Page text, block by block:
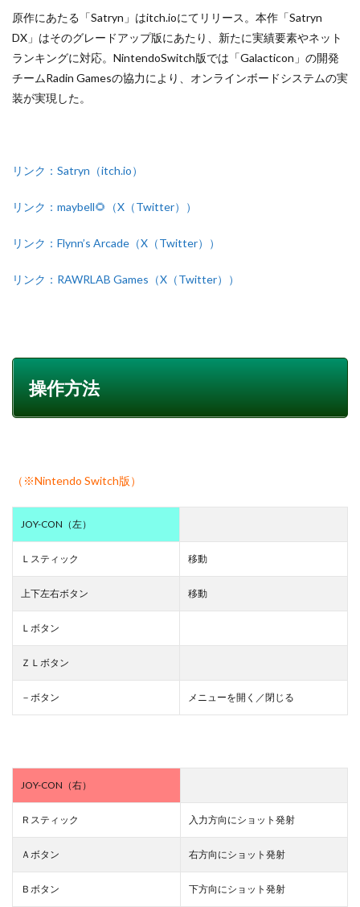
原作にあたる「Satryn」はitch.ioにてリリース。本作「Satryn
DX」はそのグレードアップ版にあたり、新たに実績要素やネット
ランキングに対応。NintendoSwitch版では「Galacticon」の開発
チームRadin Gamesの協力により、オンラインボードシステムの実
装が実現した。
リンク：Satryn（itch.io）
リンク：maybell🌻（X（Twitter））
リンク：Flynn’s Arcade（X（Twitter））
リンク：RAWRLAB Games（X（Twitter））
操作方法
（※Nintendo Switch版）
JOY-CON（左）
Ｌスティック 移動
上下左右ボタン 移動
Ｌボタン
ＺＬボタン
－ボタン メニューを開く／閉じる
JOY-CON（右）
Ｒスティック 入力方向にショット発射
Ａボタン 右方向にショット発射
Ｂボタン 下方向にショット発射